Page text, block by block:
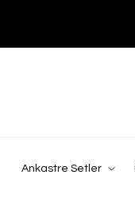
Ankastre Setler